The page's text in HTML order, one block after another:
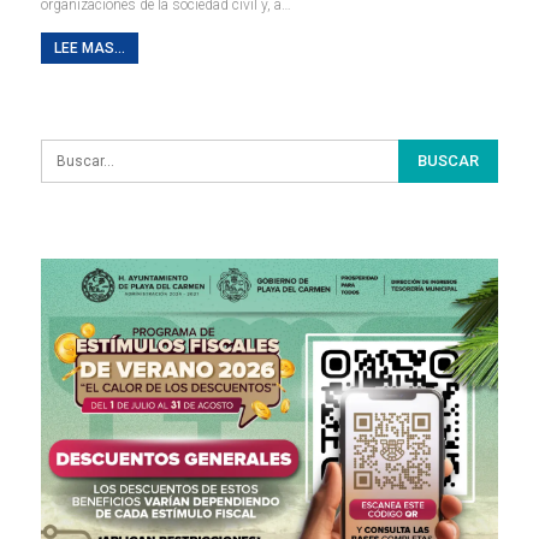
organizaciones de la sociedad civil y, a…
LEE MAS...